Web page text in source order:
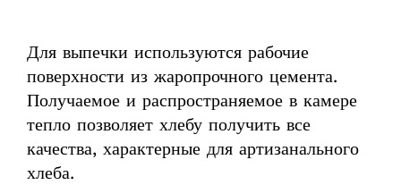
Для выпечки используются рабочие
поверхности из жаропрочного цемента.
Получаемое и распространяемое в камере
тепло позволяет хлебу получить все
качества, характерные для артизанального
хлеба.